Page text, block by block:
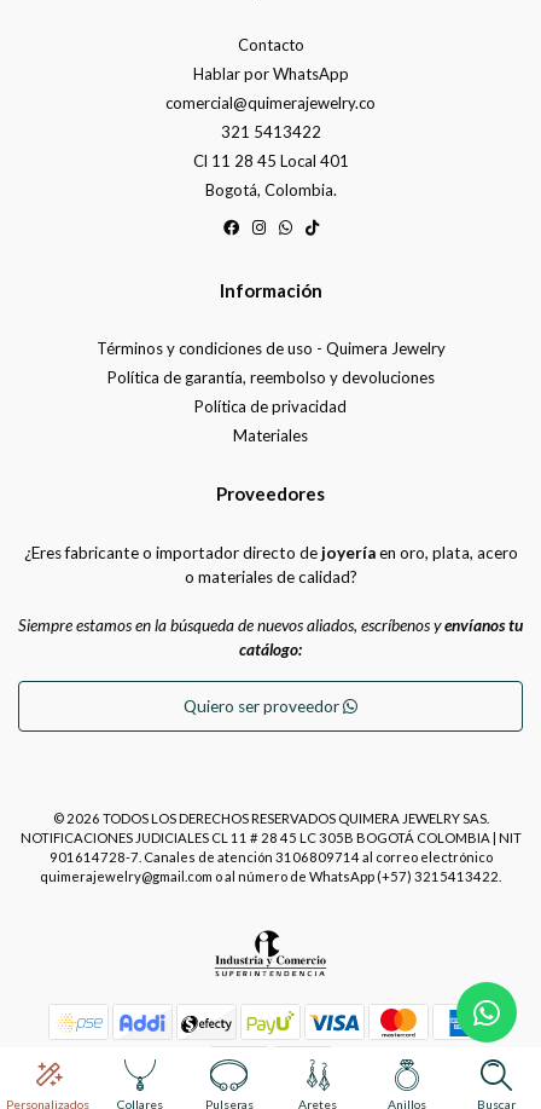
Personalizados Collares Pulseras Aretes Anillos Buscar
Contacto
Hablar por WhatsApp
comercial@quimerajewelry.co
321 5413422
Cl 11 28 45 Local 401
Bogotá, Colombia.
Información
Términos y condiciones de uso - Quimera Jewelry
Política de garantía, reembolso y devoluciones
Política de privacidad
Materiales
Proveedores
¿Eres fabricante o importador directo dejoyeríaen oro, plata, acero
o materiales de calidad?
Siempre estamos en la búsqueda de nuevos aliados, escríbenos yenvíanos tu
catálogo:
Quiero ser proveedor
© 2026 TODOS LOS DERECHOS RESERVADOS QUIMERA JEWELRY SAS.
NOTIFICACIONES JUDICIALES CL 11 # 28 45 LC 305B BOGOTÁ COLOMBIA | NIT
901614728-7. Canales de atención 3106809714 al correo electrónico
quimerajewelry@gmail.com o al número de WhatsApp (+57) 3215413422.
Power by Placecommerce